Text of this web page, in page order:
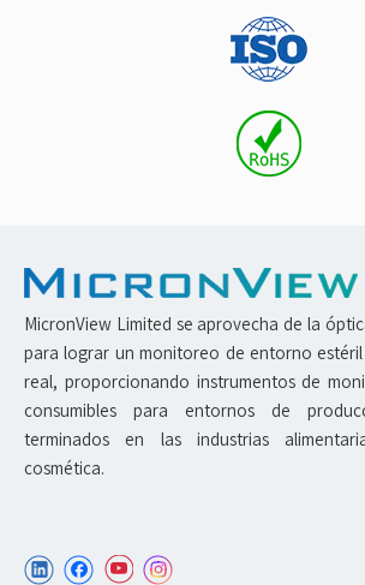
MicronView Limited se aprovecha de la
para lograr un monitoreo de entorno
real, proporcionando instrumentos de
consumibles para entornos de
terminados en las industrias
cosmética.